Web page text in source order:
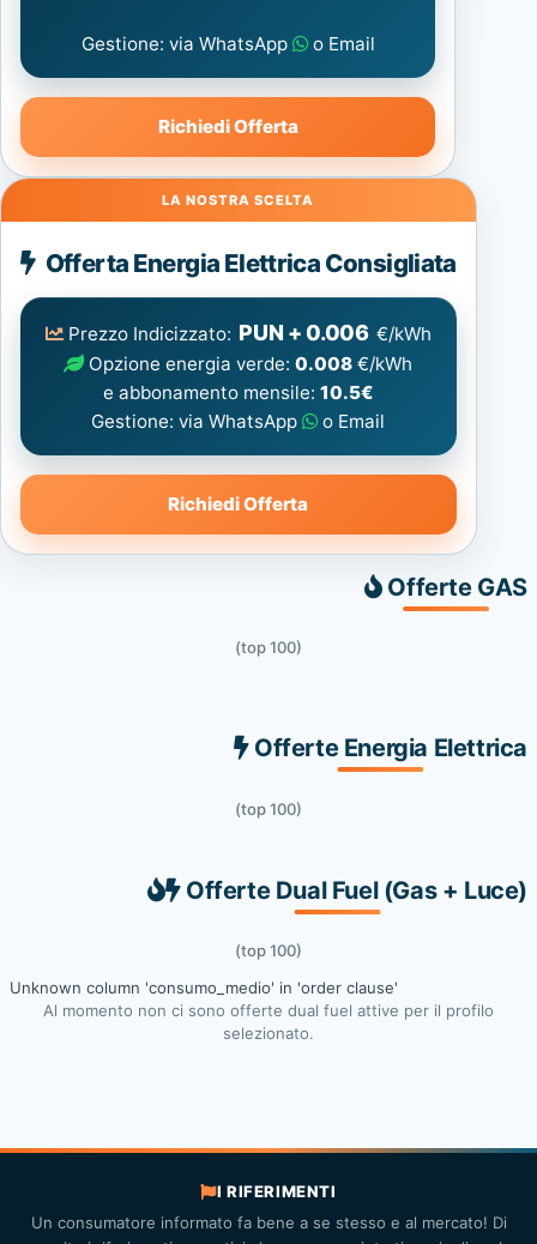
Gestione: via WhatsApp o Email
Richiedi Offerta
Energia
Elettrica
consigliata
Offerta Energia Elettrica Consigliata
Prezzo Indicizzato: PUN + 0.006 €/kWh
Opzione energia verde:0.008 €/kWh
e abbonamento mensile: 10.5€
Gestione: via WhatsApp
o Email
Richiedi Offerta
Offerte GAS
(top 100)
Offerte Energia Elettrica
(top 100)
Offerte Dual Fuel (Gas + Luce)
(top 100)
Unknown column 'consumo_medio' in 'order clause'
Al momento non ci sono offerte dual fuel attive per il profilo
selezionato.
I RIFERIMENTI
Un consumatore informato fa bene a se stesso e al mercato! Di